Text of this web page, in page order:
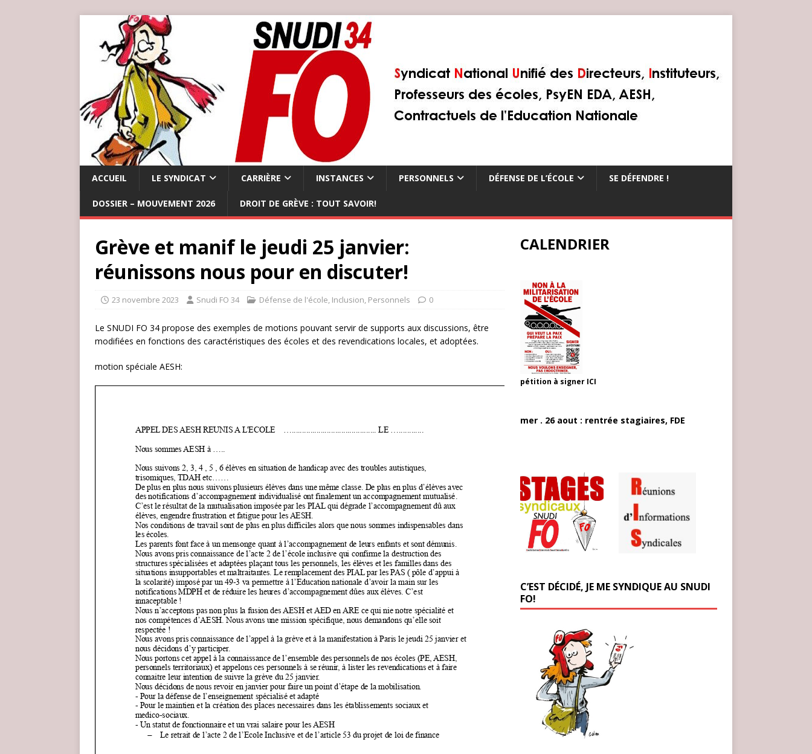
ACCUEIL LE SYNDICAT CARRIÈRE INSTANCES PERSONNELS DÉFENSE DE L’ÉCOLE SE DÉFENDRE !
DOSSIER – MOUVEMENT 2026 DROIT DE GRÈVE : TOUT SAVOIR!
Grève et manif le jeudi 25 janvier:
réunissons nous pour en discuter!
23 novembre 2023 Snudi FO 34 Défense de l'école, Inclusion, Personnels 0
Le SNUDI FO 34 propose des exemples de motions pouvant servir de supports aux discussions, être
modifiées en fonctions des caractéristiques des écoles et des revendications locales, et adoptées.
motion spéciale AESH:
CALENDRIER
pétition à signer ICI
mer . 26 aout : rentrée stagiaires, FDE
C’EST DÉCIDÉ, JE ME SYNDIQUE AU SNUDI
FO!